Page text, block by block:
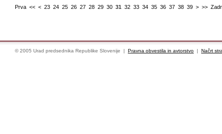
Prva << < 23 24 25 26 27 28 29 30 31 32 33 34 35 36 37 38 39 > >>
© 2005 Urad predsednika Republike Slovenije | Pravna obvestila in avtorstvo | Načrt